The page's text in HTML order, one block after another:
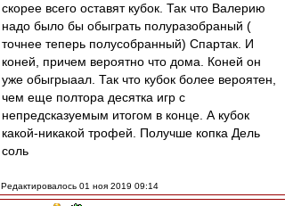
скорее всего оставят кубок. Так что Валерию
надо было бы обыграть полуразобраный (
точнее теперь полусобранный) Спартак. И
коней, причем вероятно что дома. Коней он
уже обыгрыаал. Так что кубок более вероятен,
чем еще полтора десятка игр с
непредсказуемым итогом в конце. А кубок
какой-никакой трофей. Получше копка Дель
соль
Редактировалось 01 ноя 2019 09:14